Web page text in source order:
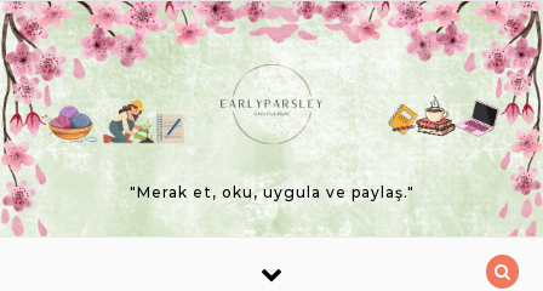
Skip to content
"Merak et, oku, uygula ve paylaş."